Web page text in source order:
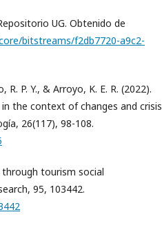
UG. Obtenido de
bitstreams/f2db7720-a9c2-
R. P. Y., & Arroyo, K. E. R. (2022).
the context of changes and crisis
26(117), 98-108.
through tourism social
95, 103442.